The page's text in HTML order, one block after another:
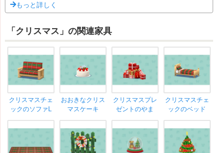
もっと詳しく
「クリスマス」の関連家具
クリスマスチェ
ックのソファL
おおきなクリス
マスケーキ
クリスマスプレ
ゼントのやま
クリスマスチェ
ックのベッド